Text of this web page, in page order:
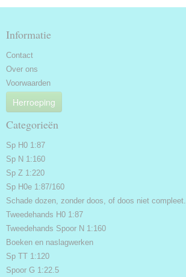
Informatie
Contact
Over ons
Voorwaarden
Herroeping
Categorieën
Sp H0 1:87
Sp N 1:160
Sp Z 1:220
Sp H0e 1:87/160
Schade dozen, zonder doos, of doos niet compleet.
Tweedehands H0 1:87
Tweedehands Spoor N 1:160
Boeken en naslagwerken
Sp TT 1:120
Spoor G 1:22.5